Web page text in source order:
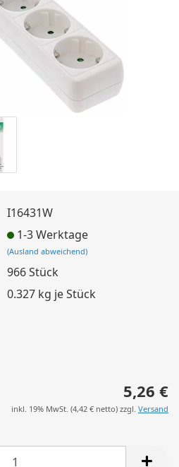
I16431W
1-3 Werktage
(Ausland abweichend)
966Stück
0.327 kg je Stück
5,26 €
inkl. 19% MwSt. (4,42 € netto) zzgl. Versand